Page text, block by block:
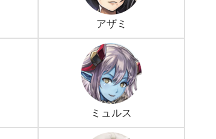
アザミ
ミュルス